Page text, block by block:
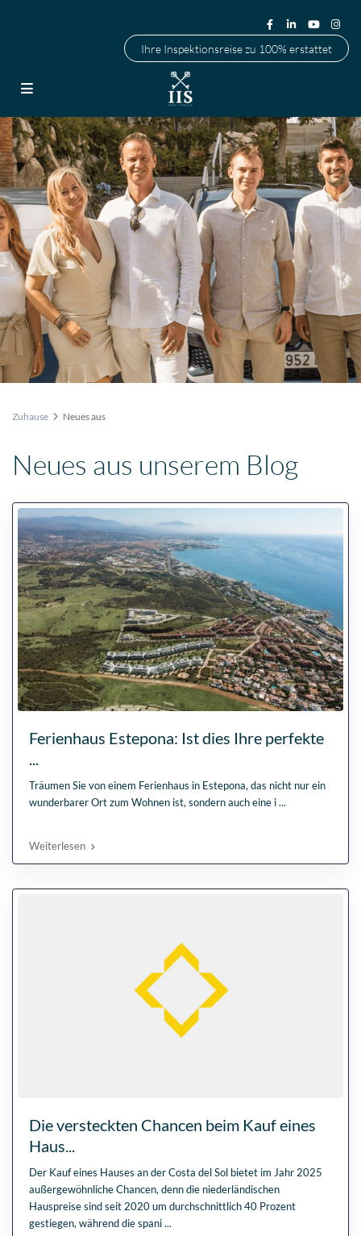
Ihre Inspektionsreise zu 100% erstattet
Zuhause Neues aus
Neues aus unserem Blog
Ferienhaus Estepona: Ist dies Ihre perfekte
...
Träumen Sie von einem Ferienhaus in Estepona, das nicht nur ein
wunderbarer Ort zum Wohnen ist, sondern auch eine i...
Weiterlesen
Die versteckten Chancen beim Kauf eines
Haus...
Der Kauf eines Hauses an der Costa del Sol bietet im Jahr 2025
außergewöhnliche Chancen, denn die niederländischen
Hauspreise sind seit 2020 um durchschnittlich 40 Prozent
gestiegen, während die spani...